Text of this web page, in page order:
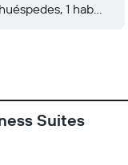
1
Suites